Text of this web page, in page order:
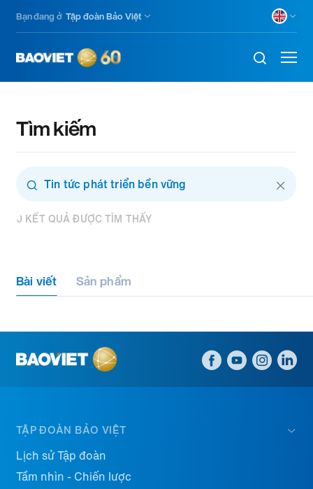
dung
Bạn đang ở Tập đoàn Bảo Việt
Tìm kiếm
fields
0 KẾT QUẢ ĐƯỢC TÌM THẤY
Bài viết Sản phẩm
TẬP ĐOÀN BẢO VIỆT
Lịch sử Tập đoàn
Tầm nhìn - Chiến lược